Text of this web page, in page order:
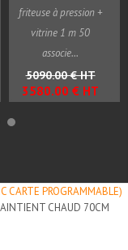
friteuse à pression +
vitrine 1 m 50
associe...
5090.00 € HT
3580.00 € HT
CARTE PROGRAMMABLE)
CHAUD 70CM